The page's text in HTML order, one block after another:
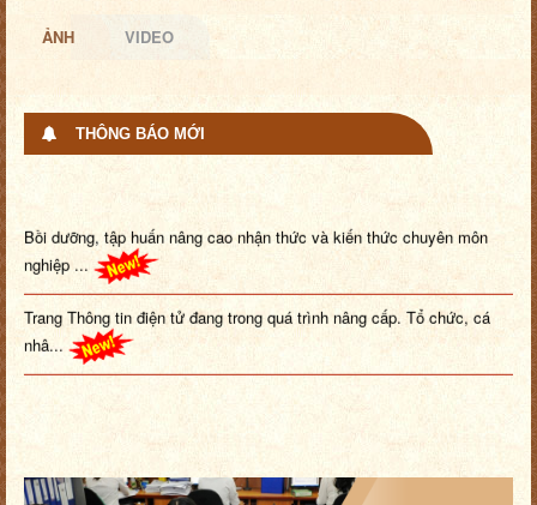
ẢNH VIDEO
THÔNG BÁO MỚI
nghiệp ...
Trang Thông tin điện tử đang trong quá trình nâng cấp. Tổ chức, cá
nhâ...